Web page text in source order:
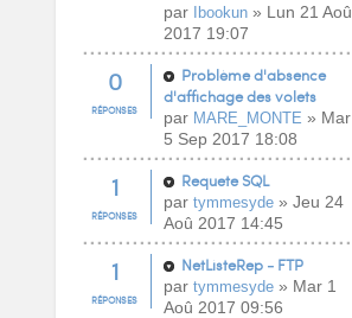
par Ibookun» Lun 21 Aoû
2017 19:07
0
RÉPONSES
Problème d'absence
d'affichage des volets
par MARE_MONTE » Mar
5 Sep 2017 18:08
1
RÉPONSES
Requete SQL
par tymmesyde» Jeu 24
Aoû 2017 14:45
1
RÉPONSES
NetListeRep - FTP
par tymmesyde» Mar 1
Aoû 2017 09:56